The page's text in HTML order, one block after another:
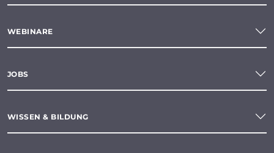
WEBINARE
JOBS
WISSEN & BILDUNG